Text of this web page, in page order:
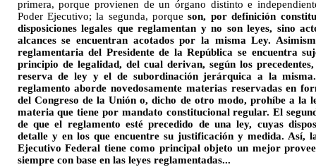
primera, porque provienen de un órgano distinto e
Poder Ejecutivo; la segunda, porqueson, por definición
disposiciones legales que reglamentan y no son leyes, sino
alcances se encuentran acotados por la misma Ley.
reglamentaria del Presidente de la República se encuentra
principio de legalidad, del cual derivan, según los
reserva de ley y el de subordinación jerárquica a la misma.
reglamento aborde novedosamente materias reservadas en
del Congreso de la Unión o, dicho de otro modo, prohíbe a la
materia que tiene por mandato constitucional regular. El
de que el reglamento esté precedido de una ley, cuyas
detalle y en los que encuentre su justificación y medida. Así,
Ejecutivo Federal tiene como principal objeto un mejor
siempre con base en las leyes reglamentadas...